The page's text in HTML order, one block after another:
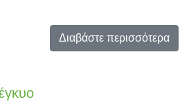
Διαβάστε περισσότερα